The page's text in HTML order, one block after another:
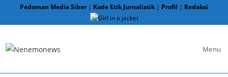
Pedoman Media Siber| Kode Etik Jurnalistik | Profil | Redaksi
Menu